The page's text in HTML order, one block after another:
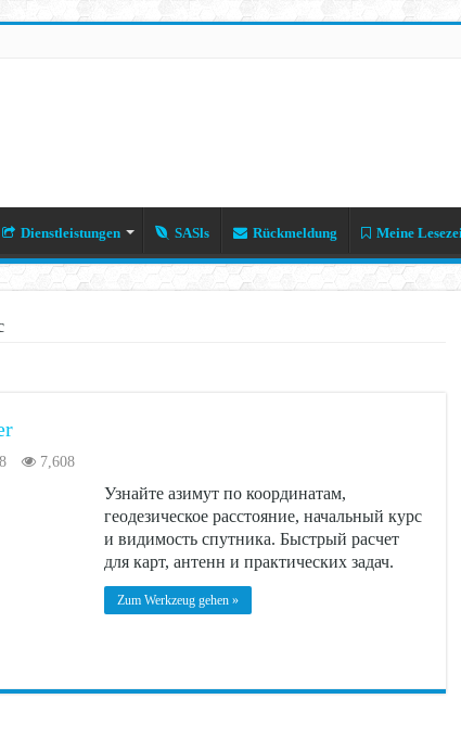
Dienstleistungen SASls Rückmeldung Meine
8 7,608
Узнайте азимут по координатам,
геодезическое расстояние, начальный курс
и видимость спутника. Быстрый расчет
для карт, антенн и практических задач.
Zum Werkzeug gehen »